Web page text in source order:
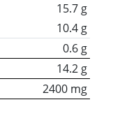
15.7 g
10.4 g
0.6 g
14.2 g
2400 mg